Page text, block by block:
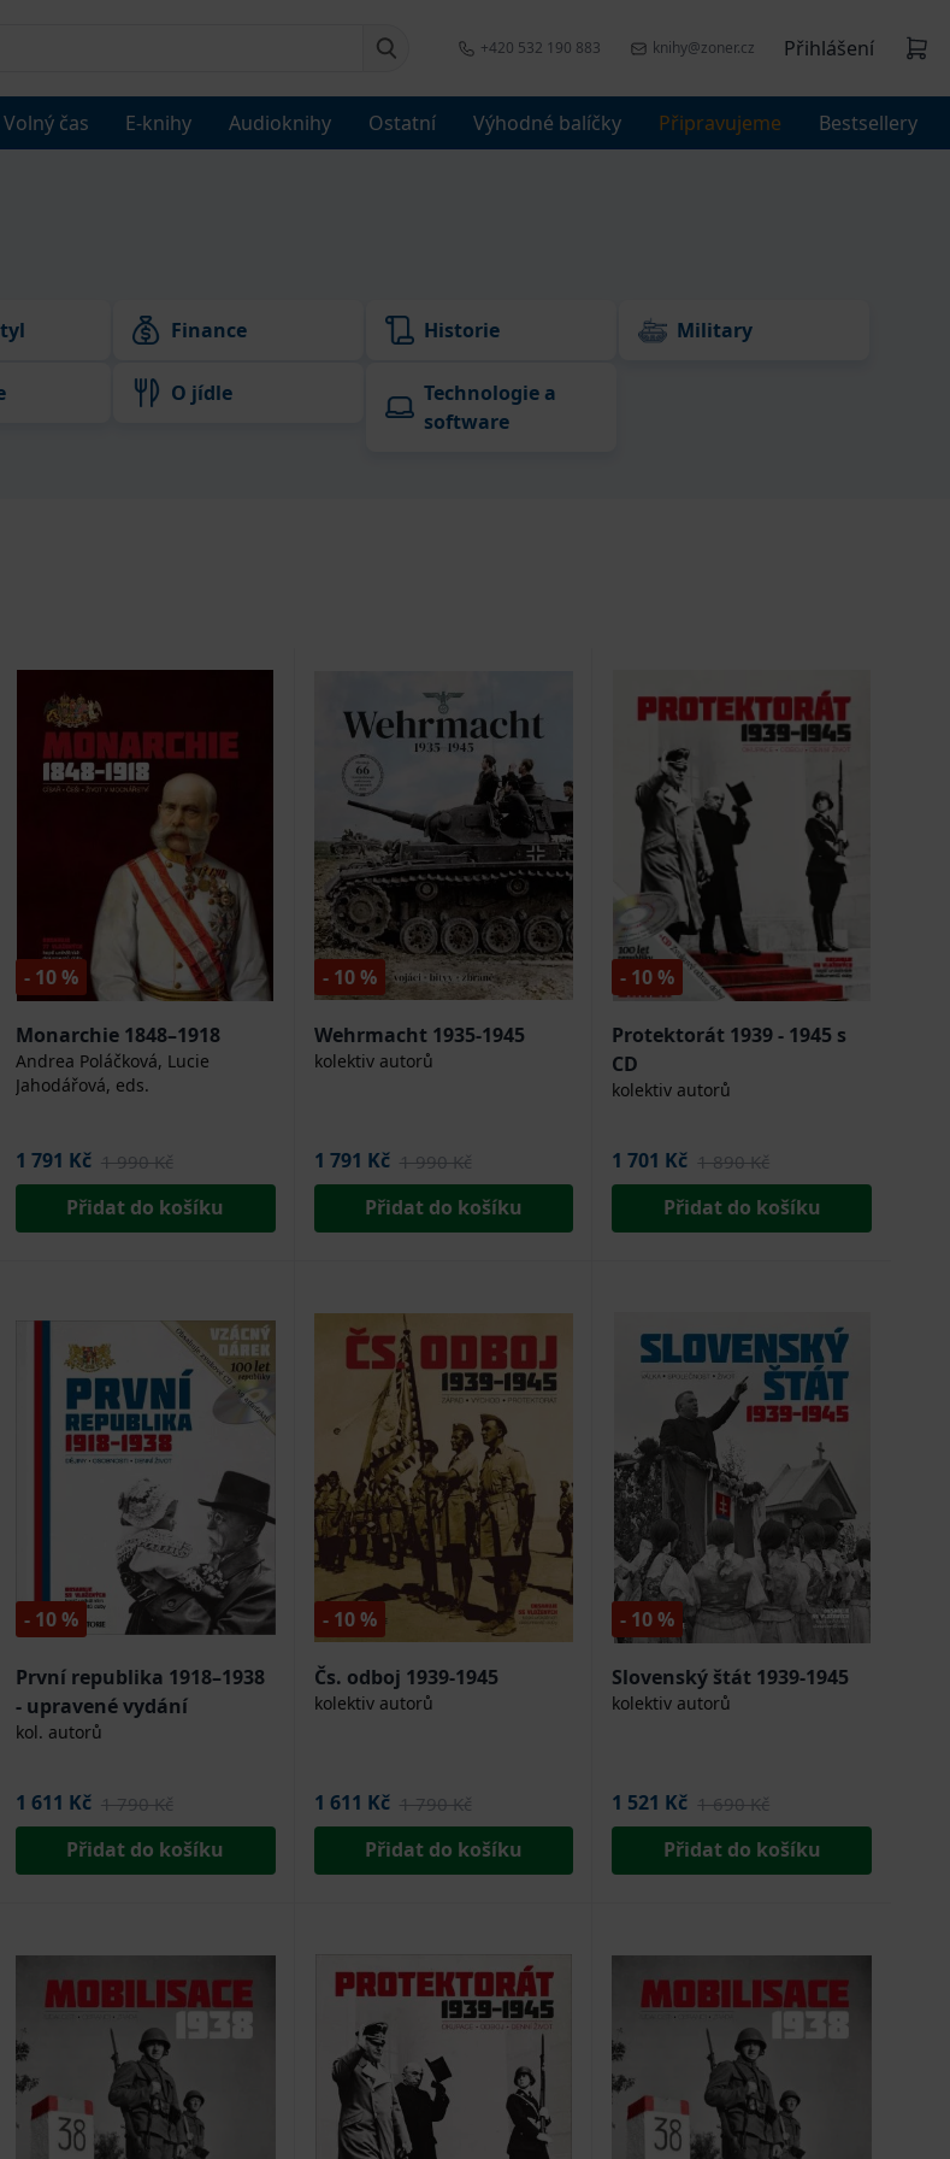
+420 532 190 883 knihy@zoner.cz Přihlášení
Volný čas E-knihy Audioknihy Ostatní Výhodné balíčky Připravujeme Bestsellery
Finance Historie Military
O jídle
Technologie a
software
- 10 %
Monarchie 1848–1918
Andrea Poláčková, Lucie
Jahodářová, eds.
1 791 Kč 1 990 Kč
Přidat do košíku
- 10 %
Wehrmacht 1935-1945
kolektiv autorů
1 791 Kč 1 990 Kč
Přidat do košíku
- 10 %
Protektorát 1939 - 1945 s
CD
kolektiv autorů
1 701 Kč 1 890 Kč
Přidat do košíku
- 10 %
První republika 1918–1938
- upravené vydání
kol. autorů
1 611 Kč 1 790 Kč
Přidat do košíku
- 10 %
Čs. odboj 1939-1945
kolektiv autorů
1 611 Kč 1 790 Kč
Přidat do košíku
- 10 %
Slovenský štát 1939-1945
kolektiv autorů
1 521 Kč 1 690 Kč
Přidat do košíku